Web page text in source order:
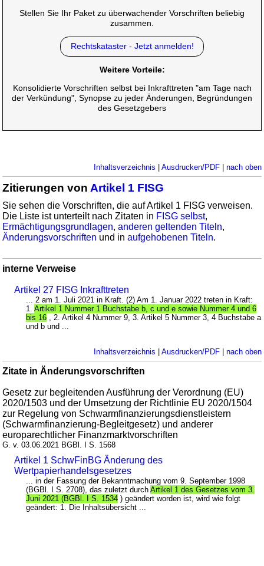
Stellen Sie Ihr Paket zu überwachender Vorschriften beliebig
zusammen.
Rechtskataster - Jetzt anmelden!
Weitere Vorteile:
Konsolidierte Vorschriften selbst bei Inkrafttreten "am Tage nach
der Verkündung", Synopse zu jeder Änderungen, Begründungen
des Gesetzgebers
Inhaltsverzeichnis Ausdrucken/PDF| nach oben
Zitierungen von Artikel 1 FISG
Sie sehen die Vorschriften, die auf Artikel 1 FISG verweisen.
Die Liste ist unterteilt nach Zitaten in FISG selbst,
Ermächtigungsgrundlagen,anderen geltenden Titeln,
Änderungsvorschriften und inaufgehobenen Titeln.
interne Verweise
Artikel 27 FISG Inkrafttreten
... 2 am 1. Juli 2021 in Kraft. (2) Am 1. Januar 2022 treten in Kraft:
1.Artikel 1 Nummer 1 Buchstabe b, c und e sowie Nummer 4 und 6
bis 16 , 2. Artikel 4 Nummer 9, 3. Artikel 5 Nummer 3, 4 Buchstabe a
und b und ...
Inhaltsverzeichnis Ausdrucken/PDF| nach oben
Zitate in Änderungsvorschriften
Gesetz zur begleitenden Ausführung der Verordnung (EU)
2020/1503 und der Umsetzung der Richtlinie EU 2020/1504
zur Regelung von Schwarmfinanzierungsdienstleistern
(Schwarmfinanzierung-Begleitgesetz) und anderer
europarechtlicher Finanzmarktvorschriften
G. v. 03.06.2021 BGBl. I S. 1568
Artikel 1 SchwFinBG Änderung des
Wertpapierhandelsgesetzes
... in der Fassung der Bekanntmachung vom 9. September 1998
(BGBl. I S. 2708), das zuletzt durchArtikel 1 des Gesetzes vom 3.
Juni 2021 (BGBl. I S. 1534 ) geändert worden ist, wird wie folgt
geändert: 1. Die Inhaltsübersicht ...